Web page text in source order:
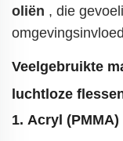
oliën , die
Veelgebruikte
luchtloze
1. Acryl (PMMA)